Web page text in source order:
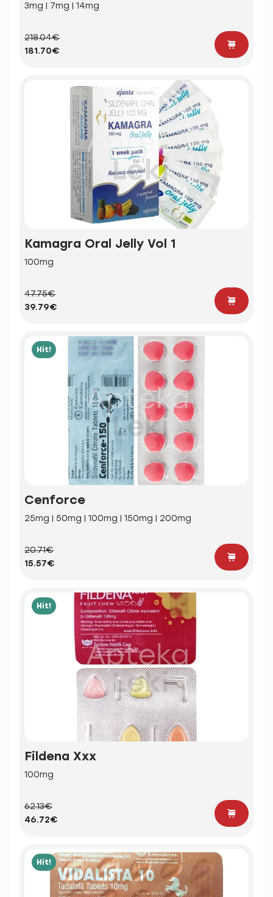
3mg | 7mg | 14mg
218.04€
181.70€
Kamagra Oral Jelly Vol 1
100mg
47.75€
39.79€
Hit!
Cenforce
25mg | 50mg | 100mg | 150mg | 200mg
20.71€
15.57€
Hit!
Fildena Xxx
100mg
62.13€
46.72€
Hit!